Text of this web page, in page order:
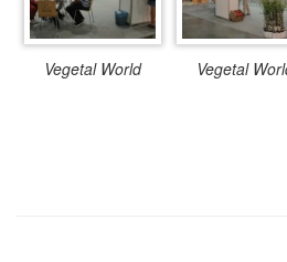
Vegetal World Vegetal